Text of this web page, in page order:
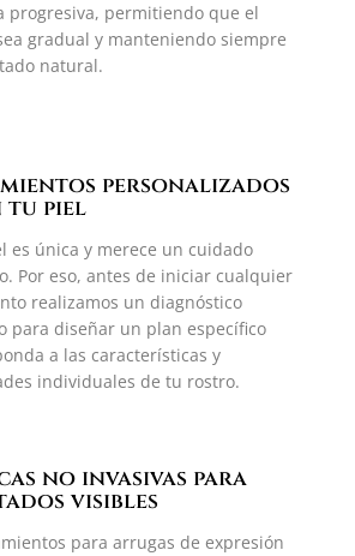
progresiva, permitiendo que el
gradual y manteniendo siempre
natural.
personalizados
tu piel
es única y merece un cuidado
Por eso, antes de iniciar cualquier
realizamos un diagnóstico
para diseñar un plan específico
a las características y
individuales de tu rostro.
no invasivas para
visibles
para arrugas de expresión